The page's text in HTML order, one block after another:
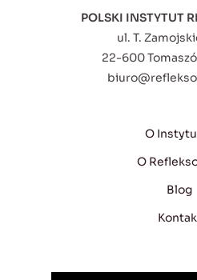
POLSKI INSTYTUT
ul. T.
22-600
O
O
Blog